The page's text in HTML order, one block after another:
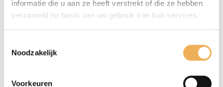
informatie die u aan ze heeft verstrekt of die ze hebben
verzameld op basis van uw gebruik van hun services.
Noodzakelijk
Voorkeuren
GERELATEERDE PRODUCTEN